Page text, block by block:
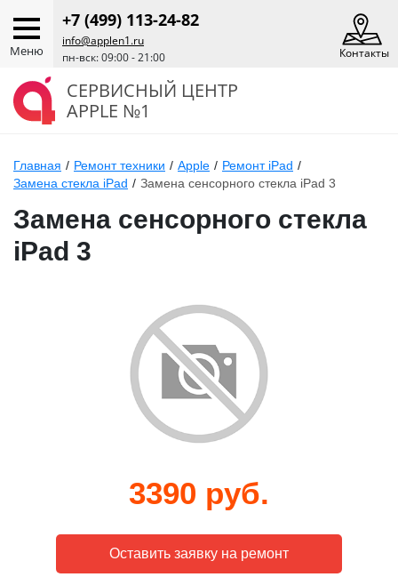
Меню
+7 (499) 113-24-82
info@applen1.ru
пн-вск: 09:00 - 21:00
Контакты
СЕРВИСНЫЙ ЦЕНТР
APPLE №1
Главная / Ремонт техники / Apple / Ремонт iPad /
Замена стекла iPad / Замена сенсорного стекла iPad 3
Замена сенсорного стекла
iPad 3
3390 руб.